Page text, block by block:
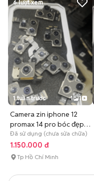
6lượt xem
1 tuần trước 1 1
Camera zin iphone 12
promax 14 pro bóc đẹp
apple
Đã sử dụng (chưa sửa chữa)
1.150.000 đ
Tp Hồ Chí Minh